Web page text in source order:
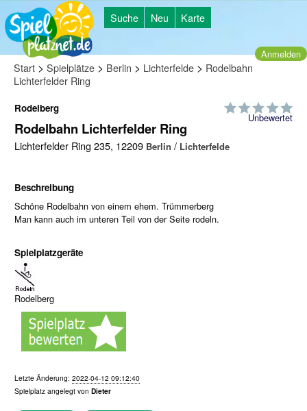
Suche Neu Karte
Anmelden
Start > Spielplätze > Berlin > Lichterfelde > Rodelbahn
Lichterfelder Ring
Unbewertet
Rodelberg
Rodelbahn Lichterfelder Ring
Lichterfelder Ring 235, 12209 Berlin / Lichterfelde
Beschreibung
Schöne Rodelbahn von einem ehem. Trümmerberg
Man kann auch im unteren Teil von der Seite rodeln.
Spielplatzgeräte
Rodelberg
Letzte Änderung: 2022-04-12 09:12:40
Spielplatz angelegt von Dieter